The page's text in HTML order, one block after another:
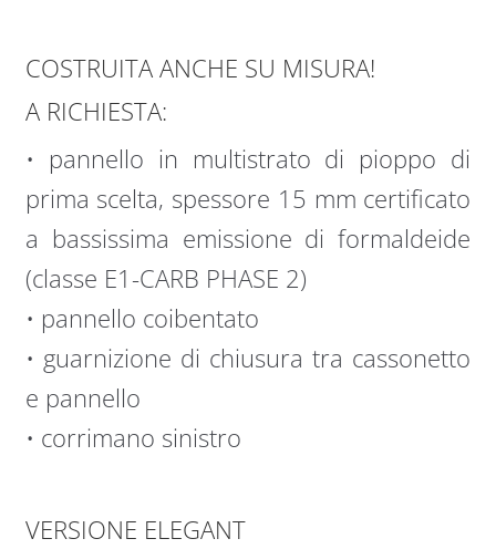
COSTRUITA ANCHE SU MISURA!
A RICHIESTA:
• pannello in multistrato di pioppo di
prima scelta, spessore 15 mm certificato
a bassissima emissione di formaldeide
(classe E1-CARB PHASE 2)
• pannello coibentato
• guarnizione di chiusura tra cassonetto
e pannello
• corrimano sinistro
VERSIONE ELEGANT